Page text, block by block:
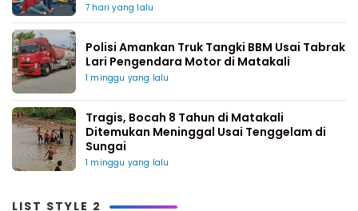
7 hari yang lalu
Polisi Amankan Truk Tangki BBM Usai Tabrak
Lari Pengendara Motor di Matakali
1 minggu yang lalu
Tragis, Bocah 8 Tahun di Matakali
Ditemukan Meninggal Usai Tenggelam di
Sungai
1 minggu yang lalu
LIST STYLE 2